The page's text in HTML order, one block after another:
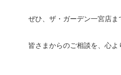
ぜひ、ザ・ガーデン一宮店ま
皆さまからのご相談を、心よ